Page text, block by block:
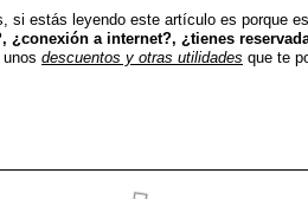
si estás leyendo este artículo es porque
¿conexión a internet?, ¿tienes
descuentos y otras utilidades que te